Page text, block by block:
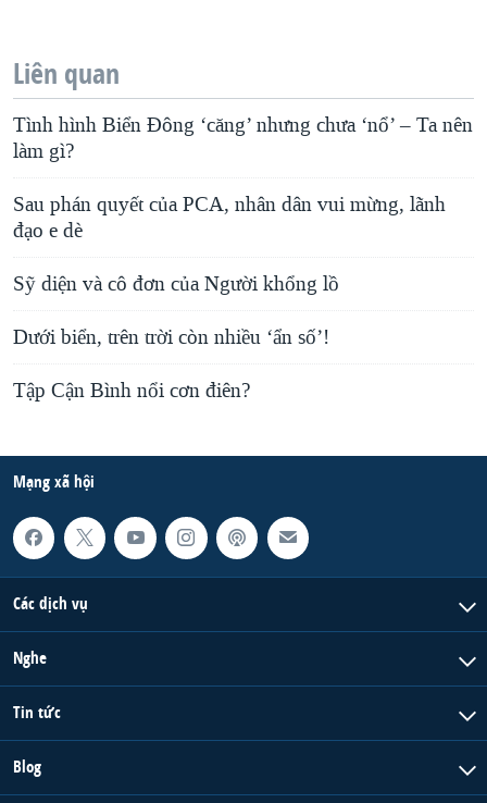
Liên quan
Tình hình Biển Đông ‘căng’ nhưng chưa ‘nổ’ – Ta nên
làm gì?
Sau phán quyết của PCA, nhân dân vui mừng, lãnh
đạo e dè
Sỹ diện và cô đơn của Người khổng lồ
Dưới biển, trên trời còn nhiều ‘ẩn số’!
Tập Cận Bình nổi cơn điên?
Mạng xã hội
Các dịch vụ
Nghe
Tin tức
Blog